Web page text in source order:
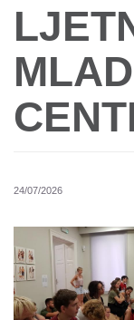
sadržaj
24/07/2026